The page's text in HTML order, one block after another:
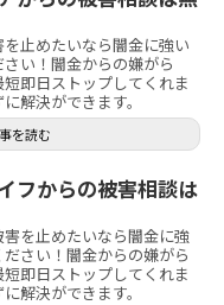
止めたいなら闇金に強い
い！闇金からの嫌がら
即日ストップしてくれま
解決ができます。
を読む
フからの被害相談は
を止めたいなら闇金に強
さい！闇金からの嫌がら
即日ストップしてくれま
解決ができます。